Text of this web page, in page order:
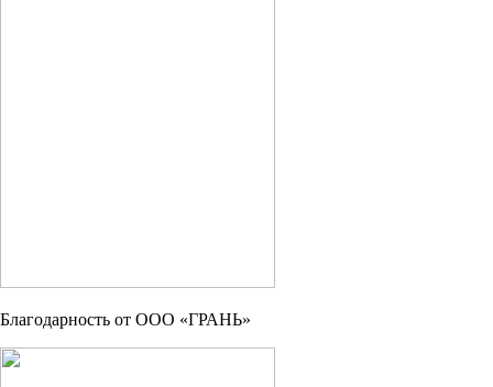
Благодарность от OOO «ГРАНЬ»